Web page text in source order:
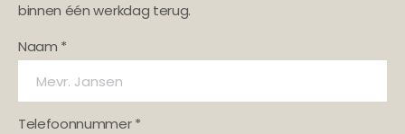
binnen één werkdag terug.
Naam *
Telefoonnummer *